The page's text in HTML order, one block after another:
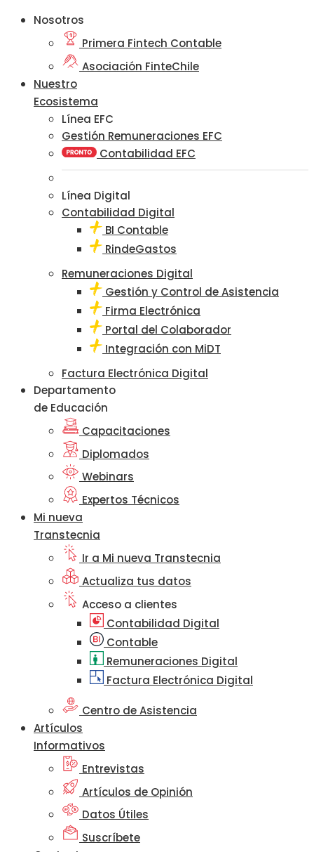
Nosotros
Primera Fintech Contable
Asociación FinteChile
Nuestro
Ecosistema
Línea EFC
Gestión Remuneraciones EFC
Contabilidad EFC
Línea Digital
Contabilidad Digital
BI Contable
RindeGastos
Remuneraciones Digital
Gestión y Control de Asistencia
Firma Electrónica
Portal del Colaborador
Integración con MiDT
Factura Electrónica Digital
Departamento
de Educación
Capacitaciones
Diplomados
Webinars
Expertos Técnicos
Mi nueva
Transtecnia
Ir a Mi nueva Transtecnia
Actualiza tus datos
Acceso a clientes
Contabilidad Digital
Contable
Remuneraciones Digital
Factura Electrónica Digital
Centro de Asistencia
Artículos
Informativos
Entrevistas
Artículos de Opinión
Datos Útiles
Suscríbete